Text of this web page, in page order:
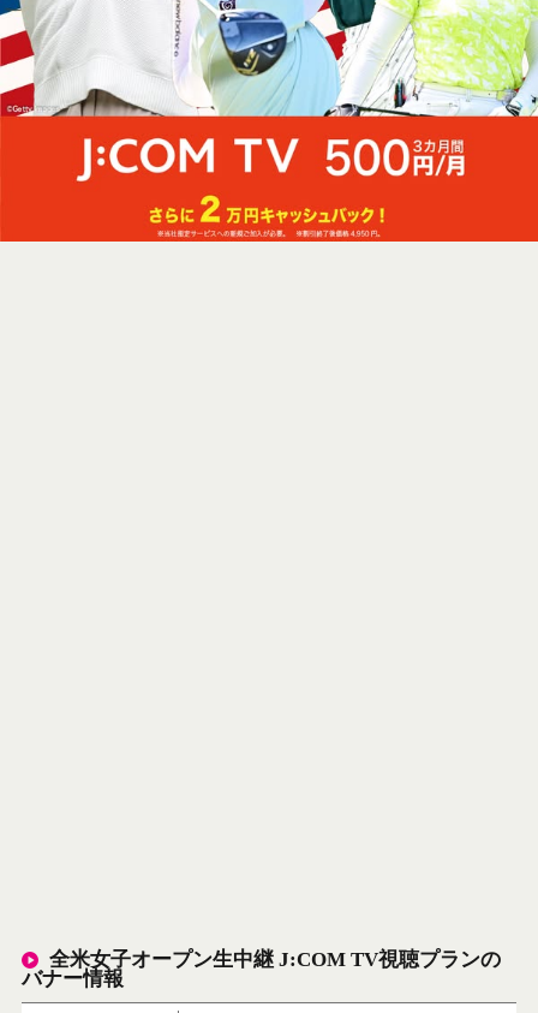
全米女子オープン生中継 J:COM TV視聴プランの
バナー情報